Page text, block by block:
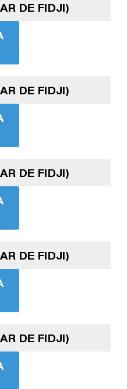
DE FIDJI)
DE FIDJI)
DE FIDJI)
DE FIDJI)
DE FIDJI)